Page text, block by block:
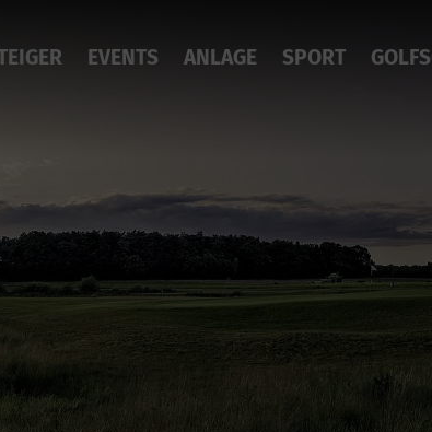
EVENTS ANLAGE SPORT